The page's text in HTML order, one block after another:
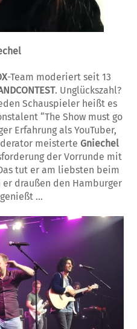
-Team moderie­rt seit 13
. Unglückszahl?
Schauspieler heißt es
“The Show must go
Erfahrung als YouTuber,
meisterte Gniechel
der Vorrunde mit
tut er am liebsten beim
draußen den Hamburger
…